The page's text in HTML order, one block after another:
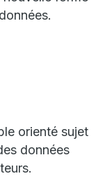
orienté sujet
données